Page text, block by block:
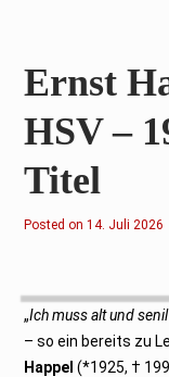
Ernst
HSV –
Titel
Posted on1
l
i
2
0
2
6
14. Juli 2026
„Ich muss alt und
– so ein bereits zu
Happel (*1925, †